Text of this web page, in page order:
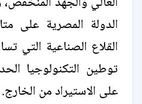
الدولة المصرية على
القلاع الصناعية التي
توطين التكنولوجيا
على الاستيراد من الخارج.